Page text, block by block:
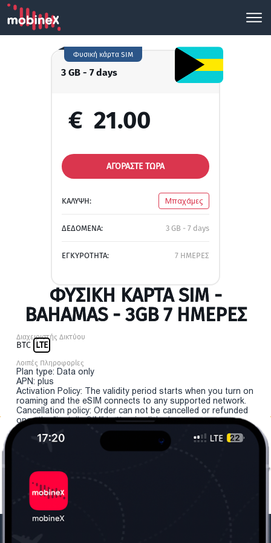
3 GB - 7 days
Φυσική κάρτα SIM
€ 21.00
ΑΓΟΡΑΣΤΕ ΤΩΡΑ
ΚΑΛΥΨΗ: Μπαχάμες
ΔΕΔΟΜΕΝΑ: 3 GB - 7 days
ΕΓΚΥΡΟΤΗΤΑ: 7 ΗΜΕΡΕΣ
ΦΥΣΙΚΉ ΚΆΡΤΑ SIM -
BAHAMAS - 3GB 7 ΗΜΕΡΕΣ
Διαχειριστής Δικτύου
BTC LTE
Λοιπές Πληροφορίες
Plan type: Data only
APN: plus
Activation Policy: The validity period starts when you turn on
roaming and the eSIM connects to any supported network.
Cancellation policy: Order can not be cancelled or refunded
once the "install eSIM" button is clicked.